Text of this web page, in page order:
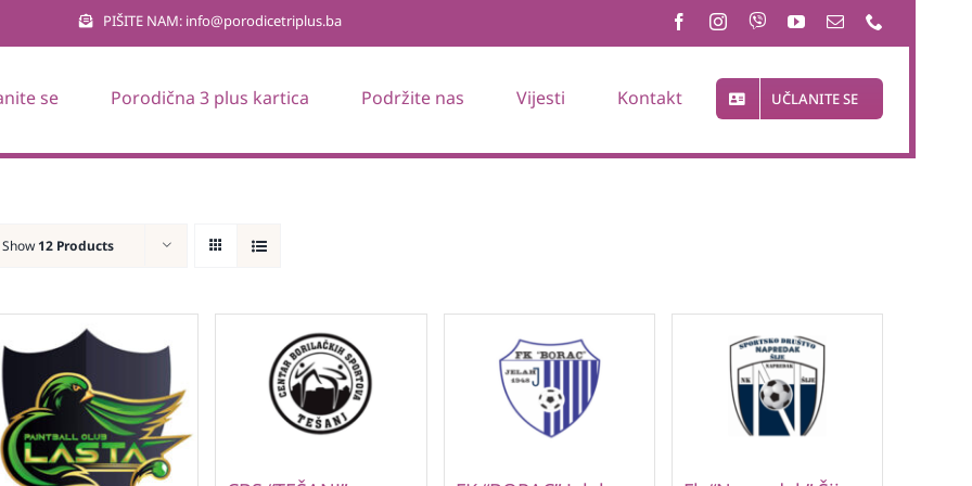
PIŠITE NAM: info@porodicetriplus.ba
se Porodična 3 plus kartica Podržite nas Vijesti Kontakt UČLANITE SE
Show 12 Products